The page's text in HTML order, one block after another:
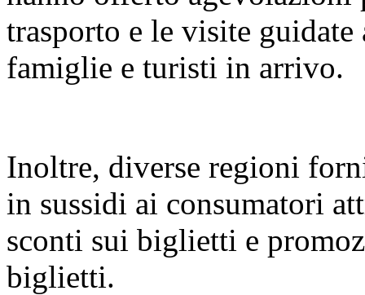
trasporto e le visite
famiglie e turisti in arrivo.
Inoltre, diverse regioni
in sussidi ai consumatori
sconti sui biglietti e
biglietti.